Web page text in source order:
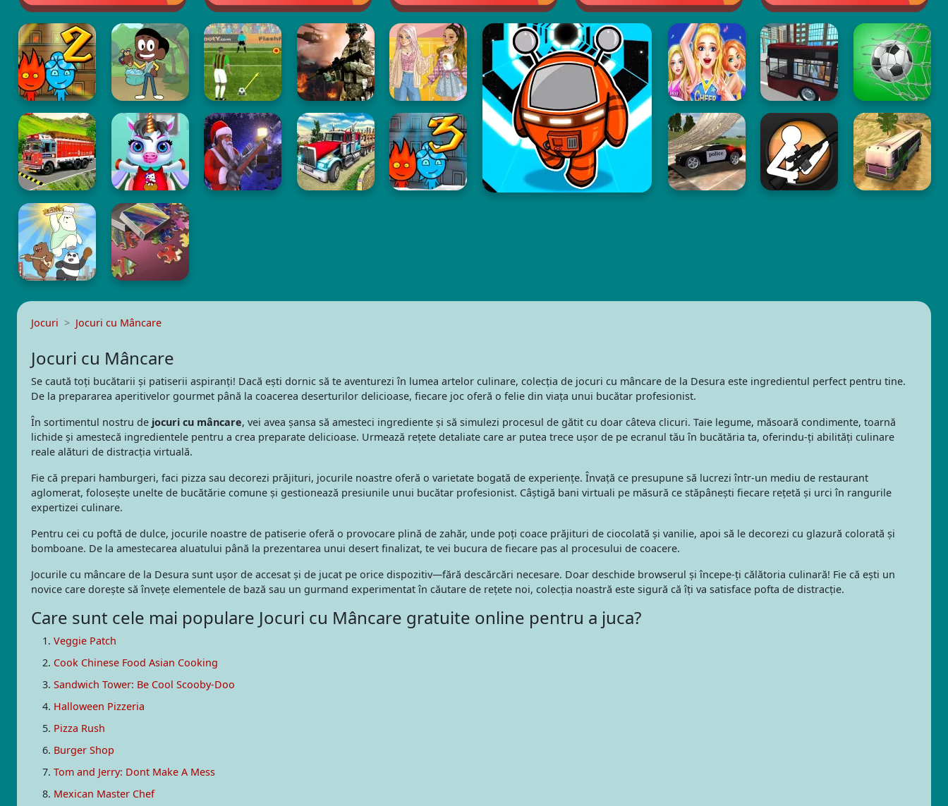
Jocuri Jocuri cu Mâncare
Jocuri cu Mâncare
Se caută toți bucătarii și patiserii aspiranți! Dacă ești dornic să te aventurezi în lumea artelor culinare, colecția de jocuri cu mâncare de la Desura este ingredientul perfect pentru tine.
De la prepararea aperitivelor gourmet până la coacerea deserturilor delicioase, fiecare joc oferă o felie din viața unui bucătar profesionist.
În sortimentul nostru de jocuri cu mâncare, vei avea șansa să amesteci ingrediente și să simulezi procesul de gătit cu doar câteva clicuri. Taie legume, măsoară condimente, toarnă
lichide și amestecă ingredientele pentru a crea preparate delicioase. Urmează rețete detaliate care ar putea trece ușor de pe ecranul tău în bucătăria ta, oferindu-ți abilități culinare
reale alături de distracția virtuală.
Fie că prepari hamburgeri, faci pizza sau decorezi prăjituri, jocurile noastre oferă o varietate bogată de experiențe. Învață ce presupune să lucrezi într-un mediu de restaurant
aglomerat, folosește unelte de bucătărie comune și gestionează presiunile unui bucătar profesionist. Câștigă bani virtuali pe măsură ce stăpânești fiecare rețetă și urci în rangurile
expertizei culinare.
Pentru cei cu poftă de dulce, jocurile noastre de patiserie oferă o provocare plină de zahăr, unde poți coace prăjituri de ciocolată și vanilie, apoi să le decorezi cu glazură colorată și
bomboane. De la amestecarea aluatului până la prezentarea unui desert finalizat, te vei bucura de fiecare pas al procesului de coacere.
Jocurile cu mâncare de la Desura sunt ușor de accesat și de jucat pe orice dispozitiv—fără descărcări necesare. Doar deschide browserul și începe-ți călătoria culinară! Fie că ești un
novice care dorește să învețe elementele de bază sau un gurmand experimentat în căutare de rețete noi, colecția noastră este sigură că îți va satisface pofta de distracție.
Care sunt cele mai populare Jocuri cu Mâncare gratuite online pentru a juca?
Veggie Patch
Cook Chinese Food Asian Cooking
Sandwich Tower: Be Cool Scooby-Doo
Halloween Pizzeria
Pizza Rush
Burger Shop
Tom and Jerry: Dont Make A Mess
Mexican Master Chef